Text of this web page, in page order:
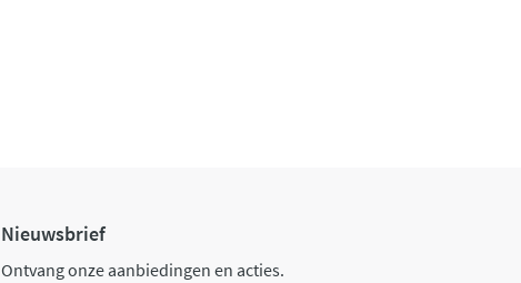
Nieuwsbrief
Ontvang onze aanbiedingen en acties.